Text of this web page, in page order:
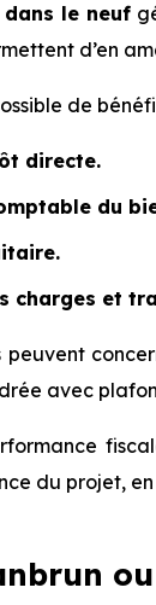
le neuf
d’en
de
directe.
du
charges et
peuvent
avec
du projet,